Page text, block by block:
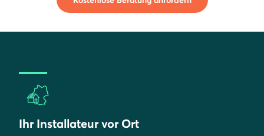
Ihr Installateur vor Ort